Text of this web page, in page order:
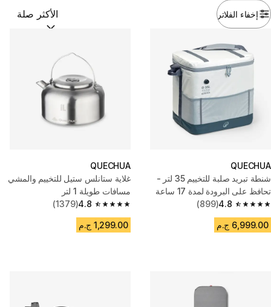
إخفاء الفلاتر ترتيب حسب:
QUECHUA
شنطة تبريد صلبة للتخييم 35 لتر -
تحافظ على البرودة لمدة 17 ساعة
4.8
4.8 out of 5 stars from 899 reviews
(899)
6,999.00 ج.م
QUECHUA
غلاية ستانلس ستيل للتخييم والمشي
مسافات طويلة 1 لتر
4.8
4.8 out of 5 stars from 1379 reviews
(1379)
1,299.00 ج.م